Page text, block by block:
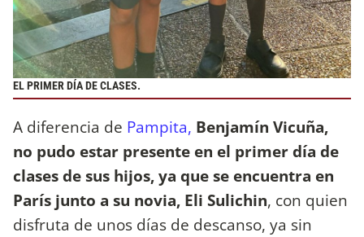
EL PRIMER DÍA DE CLASES.
A diferencia de Pampita, Benjamín Vicuña,
no pudo estar presente en el primer día de
clases de sus hijos, ya que se encuentra en
París junto a su novia, Eli Sulichin, con quien
disfruta de unos días de descanso, ya sin